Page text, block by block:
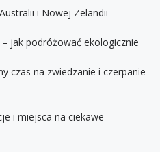
i Nowej Zelandii
jak podróżować ekologicznie
czas na zwiedzanie i czerpanie
i miejsca na ciekawe